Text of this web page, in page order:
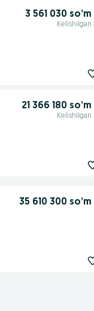
3 561 030 so’m
Kelishilgan
21 366 180 so’m
Kelishilgan
35 610 300 so’m